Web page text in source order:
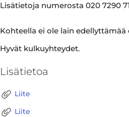
Lisätietoja numerosta 020 7290
Kohteella ei ole lain
Hyvät kulkuyhteydet.
Lisätietoa
Liite
Liite